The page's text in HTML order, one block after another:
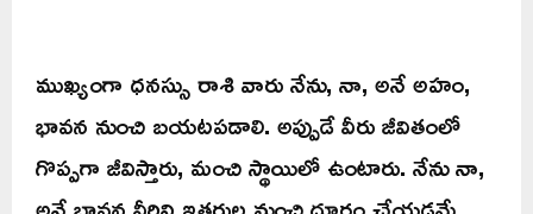
ముఖ్యంగా ధనస్సు రాశి వారు నేను, నా, అనే అహం,
భావన నుంచి బయటపడాలి. అప్పుడే వీరు జీవితంలో
గొప్పగా జీవిస్తారు, మంచి స్థాయిలో ఉంటారు. నేను నా,